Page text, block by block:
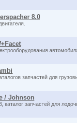
8.0
запчастей для
/ Johnson
каталог запчастей для